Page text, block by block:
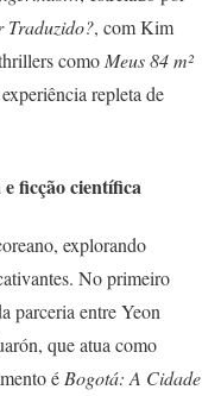
Traduzido?, com Kim
comoMeus 84 m²
repleta de
ficção científica
explorando
No primeiro
parceria entre Yeon
que atua como
é Bogotá: A Cidade